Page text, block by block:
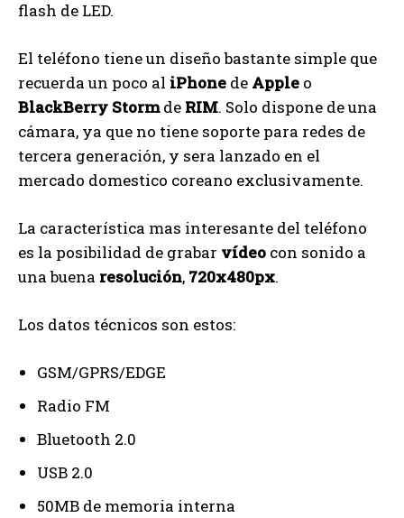
flash de LED.
El teléfono tiene un diseño bastante simple que
recuerda un poco al iPhone de Apple o
BlackBerry Stormde RIM. Solo dispone de una
cámara, ya que no tiene soporte para redes de
tercera generación, y sera lanzado en el
mercado domestico coreano exclusivamente.
La característica mas interesante del teléfono
es la posibilidad de grabar vídeo con sonido a
una buena resolución, 720x480px.
Los datos técnicos son estos:
GSM/GPRS/EDGE
Radio FM
Bluetooth 2.0
USB 2.0
50MB de memoria interna